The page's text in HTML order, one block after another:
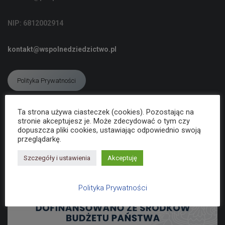
NIP: 6812002914
kontakt@wspolnedziedzictwo.pl
Polityka Prywatności
Deklaracja dostępności
Ta strona używa ciasteczek (cookies). Pozostając na
stronie akceptujesz je. Może zdecydować o tym czy
dopuszcza pliki cookies, ustawiając odpowiednio swoją
przeglądarkę.
Szczegóły i ustawienia Akceptuję
Polityka Prywatności